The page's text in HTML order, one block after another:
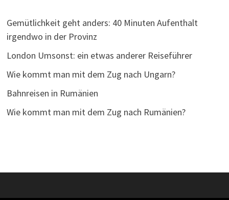
Gemütlichkeit geht anders: 40 Minuten Aufenthalt
irgendwo in der Provinz
London Umsonst: ein etwas anderer Reiseführer
Wie kommt man mit dem Zug nach Ungarn?
Bahnreisen in Rumänien
Wie kommt man mit dem Zug nach Rumänien?